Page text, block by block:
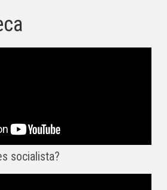
socialista?